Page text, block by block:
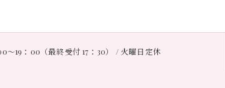
〜19：00（最終受付 17：30） / 火曜日定休